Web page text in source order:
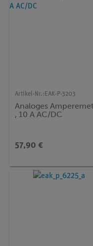
Artikel-Nr.: EAK-P-3203
Analoges
, 10 A AC/DC
57,90 €